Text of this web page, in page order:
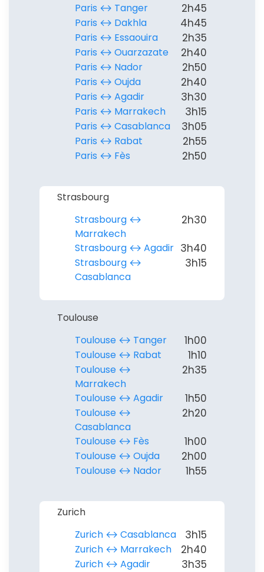
Paris ↔︎ Tanger
2h45
Paris ↔︎ Dakhla 4h45
Paris ↔︎ Essaouira 2h35
Paris ↔︎ Ouarzazate 2h40
Paris ↔︎ Nador 2h50
Paris ↔︎ Oujda 2h40
Paris ↔︎ Agadir 3h30
Paris ↔︎ Marrakech 3h15
Paris ↔︎ Casablanca 3h05
Paris ↔︎ Rabat 2h55
Paris ↔︎ Fès 2h50
Strasbourg
Strasbourg ↔︎
Marrakech
2h30
Strasbourg ↔︎ Agadir 3h40
Strasbourg ↔︎
Casablanca
3h15
Toulouse
Toulouse ↔︎ Tanger
1h00
Toulouse ↔︎ Rabat 1h10
Toulouse ↔︎
Marrakech
2h35
Toulouse ↔︎ Agadir 1h50
Toulouse ↔︎
Casablanca
2h20
Toulouse ↔︎ Fès 1h00
Toulouse ↔︎ Oujda 2h00
Toulouse ↔︎ Nador 1h55
Zurich
Zurich ↔︎ Casablanca
3h15
Zurich ↔︎ Marrakech 2h40
Zurich ↔︎ Agadir 3h35